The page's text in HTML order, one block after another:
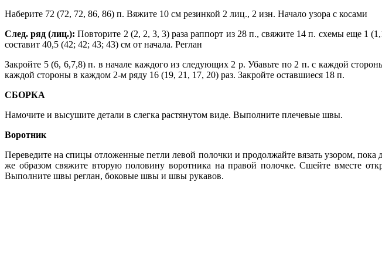
Наберите 72 (72, 72, 86, 86) п. Вяжите 10 см резинкой 2 лиц., 2 изн. Начало узора с косами
След. ряд (лиц.): Повторите 2 (2, 2, 3, 3) раза раппорт из 28 п., свяжите 14 п. схемы еще 1
составит 40,5 (42; 42; 43; 43) см от начала. Реглан
Закройте 5 (6, 6,7,8) п. в начале каждого из следующих 2 р. Убавьте по 2 п. с каждой
каждой стороны в каждом 2-м ряду 16 (19, 21, 17, 20) раз. Закройте оставшиеся 18 п.
СБОРКА
Намочите и высушите детали в слегка растянутом виде. Выполните плечевые швы.
Воротник
Переведите на спицы отложенные петли левой полочки и продолжайте вязать узором,
же образом свяжите вторую половину воротника на правой полочке. Сшейте вместе
Выполните швы реглан, боковые швы и швы рукавов.